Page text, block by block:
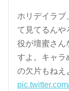
ホリデイラブ
て見てるんや
役が壇蜜さん
すよ。キャラ
の欠片もねえ